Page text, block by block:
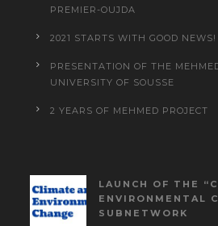
PREMIER-OUJDA
2021 STARTS WITH GOOD NEWS!
PRESENTATION OF THE
UNIVERSITY OF SOUSSE
2 YEARS OF MEHMED PROJECT
LAUNCH OF THE
ENVIRONMENTAL
SUBNETWORK